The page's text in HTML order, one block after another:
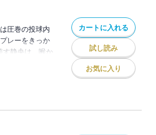
圧巻の投球内
レーをきっか
す静央は 喉か
神谷真琴、野
カートに入れる
試し読み
お気に入り